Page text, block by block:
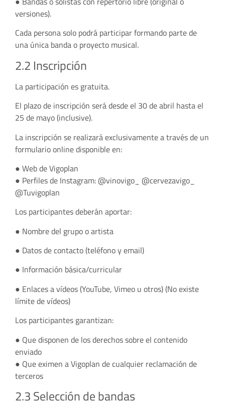
versiones).
Cada persona solo podrá participar formando parte de
una única banda o proyecto musical.
2.2 Inscripción
La participación es gratuita.
El plazo de inscripción será desde el 30 de abril hasta el
25 de mayo (inclusive).
La inscripción se realizará exclusivamente a través de un
formulario online disponible en:
● Web de Vigoplan
● Perfiles de Instagram: @vinovigo_ @cervezavigo_
@Tuvigoplan
Los participantes deberán aportar:
● Nombre del grupo o artista
● Datos de contacto (teléfono y email)
● Información básica/curricular
● Enlaces a vídeos (YouTube, Vimeo u otros) (No existe
límite de vídeos)
Los participantes garantizan:
● Que disponen de los derechos sobre el contenido
enviado
● Que eximen a Vigoplan de cualquier reclamación de
terceros
2.3 Selección de bandas